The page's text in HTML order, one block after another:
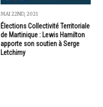
MAI 22ND, 2021
Élections Collectivité Territoriale
de Martinique : Lewis Hamilton
apporte son soutien à Serge
Letchimy